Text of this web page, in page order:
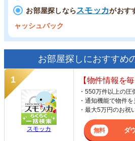
お部屋探しならスモッカがおす
ャッシュバック
お部屋探しにおすすめ
スモッカ
【物件情報を
・550万件以上の圧
・通知機能で物件
・最大5万円のお祝
ダ